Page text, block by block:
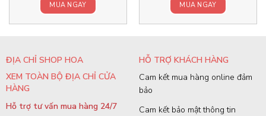
MUA NGAY MUA NGAY
ĐỊA CHỈ SHOP HOA
XEM TOÀN BỘ ĐỊA CHỈ CỬA
HÀNG
Hỗ trợ tư vấn mua hàng 24/7
HỖ TRỢ KHÁCH HÀNG
Cam kết mua hàng online đảm
bảo
Cam kết bảo mật thông tin